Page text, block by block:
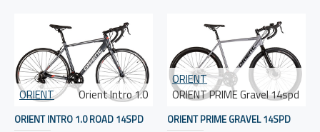
ORIENT Orient Intro 1.0
ORIENT INTRO 1.0 ROAD 14SPD
ORIENT
ORIENT PRIME Gravel 14spd
ORIENT PRIME GRAVEL 14SPD